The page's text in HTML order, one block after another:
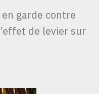
garde contre
de levier sur